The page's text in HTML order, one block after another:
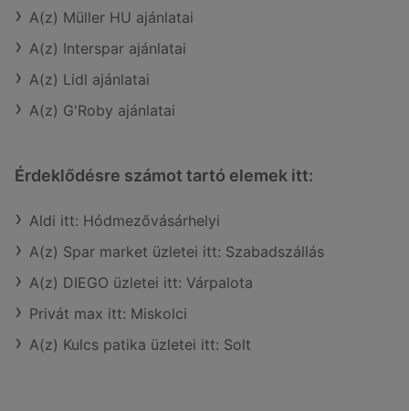
A(z) Müller HU ajánlatai
A(z) Interspar ajánlatai
A(z) Lidl ajánlatai
A(z) G'Roby ajánlatai
Érdeklődésre számot tartó elemek itt:
Aldi itt: Hódmezővásárhelyi
A(z) Spar market üzletei itt: Szabadszállás
A(z) DIEGO üzletei itt: Várpalota
Privát max itt: Miskolci
A(z) Kulcs patika üzletei itt: Solt